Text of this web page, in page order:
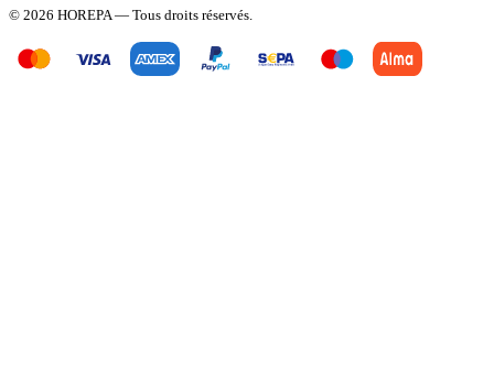
© 2026 HOREPA — Tous droits réservés.